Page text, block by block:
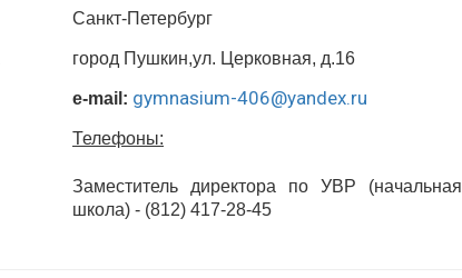
Санкт-Петербург
город Пушкин,ул. Церковная, д.16
e-mail: gymnasium-406@yandex.ru
Телефоны:
Заместитель директора по УВР (начальная
школа) - (812) 417-28-45